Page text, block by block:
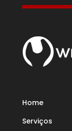
Home
Serviços